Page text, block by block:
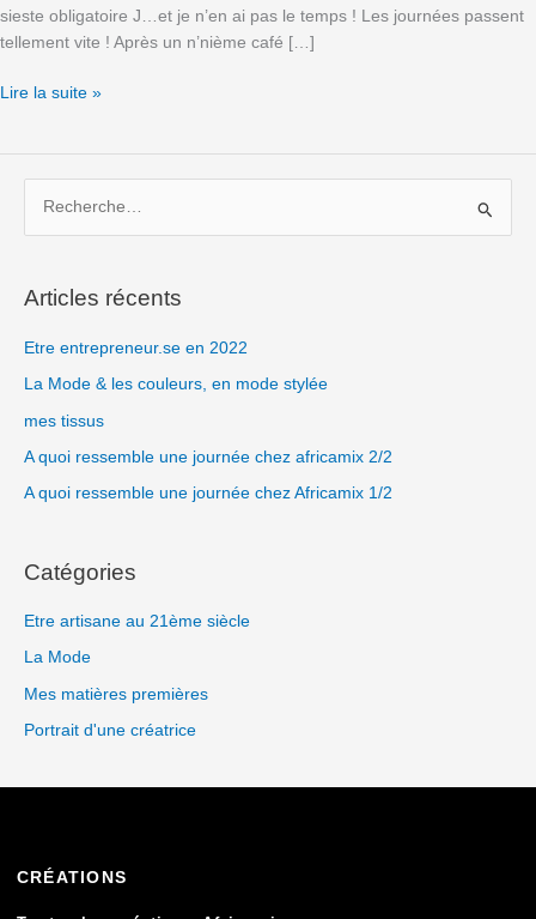
sieste obligatoire J…et je n’en ai pas le temps ! Les journées passent
tellement vite ! Après un n’nième café […]
Lire la suite »
h
e
r
r
:
Articles récents
Etre entrepreneur.se en 2022
La Mode & les couleurs, en mode stylée
mes tissus
A quoi ressemble une journée chez africamix 2/2
A quoi ressemble une journée chez Africamix 1/2
Catégories
Etre artisane au 21ème siècle
La Mode
Mes matières premières
Portrait d'une créatrice
CRÉATIONS